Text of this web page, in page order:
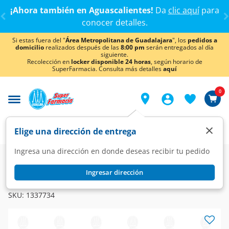
< div class="carousel-inner">
¡Ahora también en Aguascalientes! Da clic aquípara
conocer detalles.
Si estas fuera del "Área Metropolitana de Guadalajara", los pedidos a
domicilio realizados después de las8:00 pm serán entregados al día
siguiente.
Recolección en locker disponible 24 horas, según horario de
SuperFarmacia. Consulta más detallesaquí
Elige una dirección de entrega
Ingresa una dirección en donde deseas recibir tu pedido
Ingresar dirección
×
0
Fin de Semana
Pasta Dental Colgate Total 12 Clean Mint, 65 ml.
SKU: 1337734